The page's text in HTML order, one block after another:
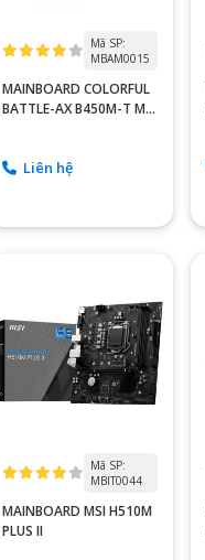
Mã SP:
MBAM0015
MAINBOARD COLORFUL
BATTLE-AX B450M-T M.2
Liên hệ
Mã SP:
MBIT0044
MAINBOARD MSI H510M
PLUS II